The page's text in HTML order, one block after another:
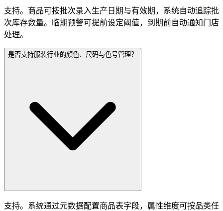
支持。商品可按批次录入生产日期与有效期，系统自动追踪批
次库存数量。临期预警可提前设定阈值，到期前自动通知门店
处理。
是否支持服装行业的颜色、尺码与色号管理？
支持。系统通过元数据配置商品表字段，属性维度可按品类任